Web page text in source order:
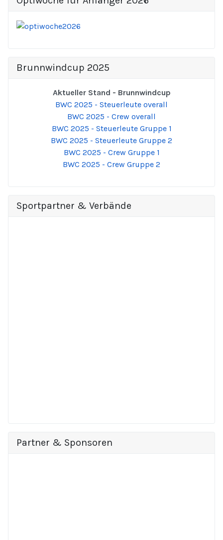
Brunnwindcup 2025
Aktueller Stand - Brunnwindcup
BWC 2025 - Steuerleute overall
BWC 2025 - Crew overall
BWC 2025 - Steuerleute Gruppe 1
BWC 2025 - Steuerleute Gruppe 2
BWC 2025 - Crew Gruppe 1
BWC 2025 - Crew Gruppe 2
Sportpartner & Verbände
Partner & Sponsoren